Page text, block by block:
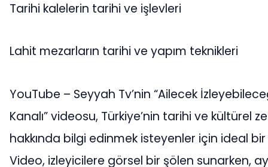
Tarihi kalelerin tarihi ve işlevleri
Lahit mezarların tarihi ve yapım teknikleri
YouTube – Seyyah Tv’nin “Ailecek
Kanalı” videosu, Türkiye’nin tarihi ve kültürel
hakkında bilgi edinmek isteyenler için ideal
Video, izleyicilere görsel bir şölen sunarken,